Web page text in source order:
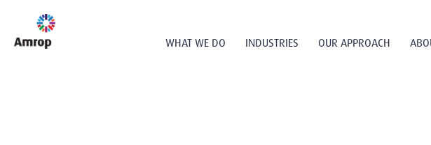
WHAT WE DO INDUSTRIES OUR APPROACH